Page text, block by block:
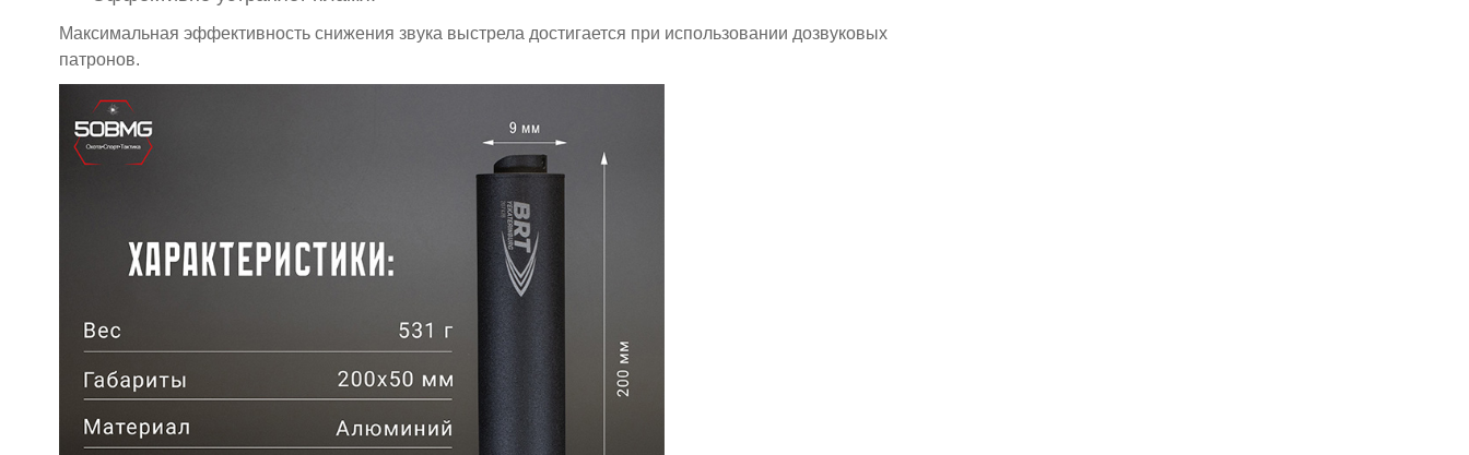
Максимальная эффективность снижения звука выстрела достигается при использовании дозвуковых
патронов.